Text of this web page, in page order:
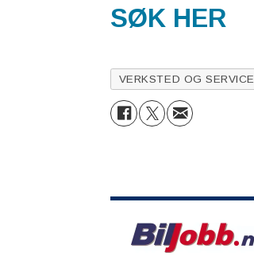
SØK HER
VERKSTED OG SERVICE